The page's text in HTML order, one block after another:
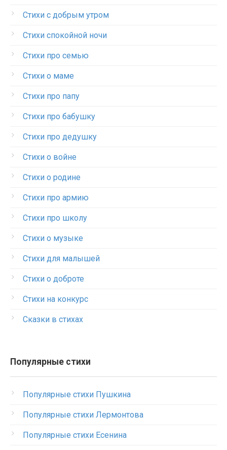
Стихи с добрым утром
Стихи спокойной ночи
Стихи про семью
Стихи о маме
Стихи про папу
Стихи про бабушку
Стихи про дедушку
Стихи о войне
Стихи о родине
Стихи про армию
Стихи про школу
Стихи о музыке
Стихи для малышей
Стихи о доброте
Стихи на конкурс
Сказки в стихах
Популярные стихи
Популярные стихи Пушкина
Популярные стихи Лермонтова
Популярные стихи Есенина